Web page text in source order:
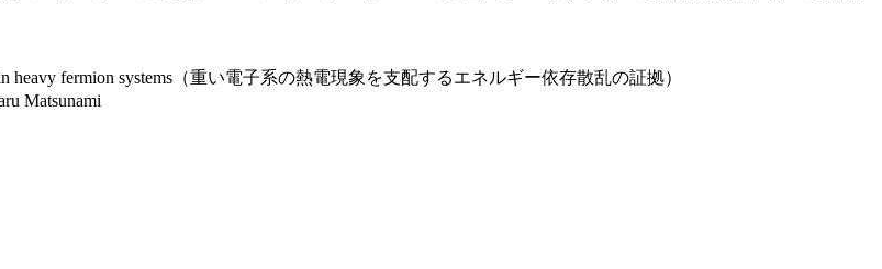
heavy fermion systems（重い電子系の熱電現象を支配するエネルギー依存散乱の証拠）
Matsunami